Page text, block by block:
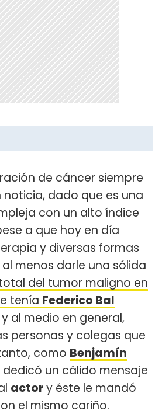
de cáncer siempre
noticia, dado que es una
con un alto índice
a que hoy en día
y diversas formas
menos darle una sólida
del tumor maligno en
tenía Federico Bal
al medio en general,
personas y colegas que
como Benjamín
dedicó un cálido mensaje
actory éste le mandó
el mismo cariño.